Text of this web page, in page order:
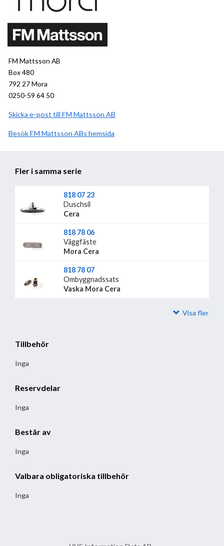
FM Mattsson AB
Box 480
792 27 Mora
0250-59 64 50
Skicka e-post till FM Mattsson AB
BesökFM Mattsson AB hemsida
Fler i samma serie
818 07 23
Duschsil
Cera
818 78 06
Väggfäste
Mora Cera
818 78 07
Ombyggnadssats
Vaska Mora Cera
Visa fler
Tillbehör
Inga
Reservdelar
Inga
Består av
Inga
Valbara obligatoriska tillbehör
Inga